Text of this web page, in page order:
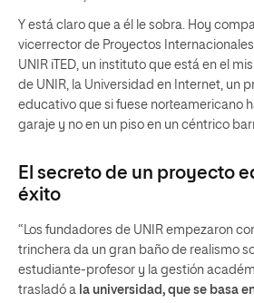
Y está claro que a él le sobra. Hoy
vicerrector de Proyectos
UNIR iTED, un instituto que está en el
de UNIR, la Universidad en Internet, un
educativo que si fuese norteamericano
garaje y no en un piso en un céntrico
El secreto de un proyecto
éxito
“Los fundadores de UNIR empezaron
trinchera da un gran baño de realismo
estudiante-profesor y la gestión
trasladó a la universidad, que se basa